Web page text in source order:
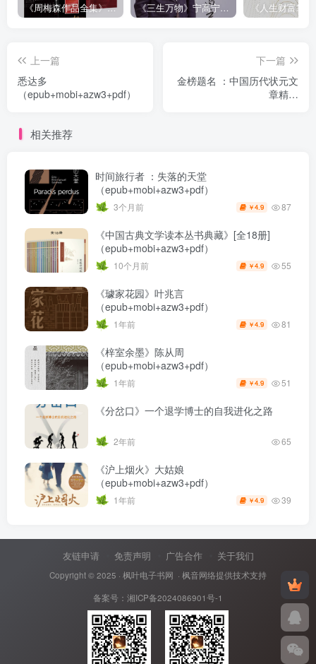
《周梅森作品全集》[共30册] 《三生万物》宁高宁（epub+mobi+azw3+pdf）
上一篇
悉达多
（epub+mobi+azw3+pdf）
下一篇
金榜题名 ：中国历代状元文
章精选
相关推荐
时间旅行者 ：失落的天堂
（epub+mobi+azw3+pdf）
3个月前 ￥4.9 87
《中国古典文学读本丛书典藏》[全18册]
（epub+mobi+azw3+pdf）
10个月前 ￥4.9 55
《璩家花园》叶兆言
（epub+mobi+azw3+pdf）
1年前 ￥4.9 81
《梓室余墨》陈从周
（epub+mobi+azw3+pdf）
1年前 ￥4.9 51
《分岔口》一个退学博士的自我进化之路
2年前 65
《沪上烟火》大姑娘
（epub+mobi+azw3+pdf）
1年前 ￥4.9 39
友链申请 免责声明 广告合作 关于我们
Copyright © 2025 · 枫叶电子书网 · 枫音网络提供技术支持
备案号： 湘ICP备2024086901号-1